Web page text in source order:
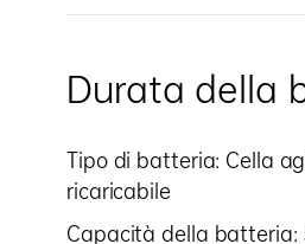
Durata della
Tipo di batteria: Cella
ricaricabile
Capacità della batteria: